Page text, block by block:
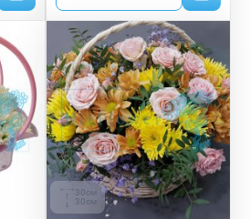
30см
30см